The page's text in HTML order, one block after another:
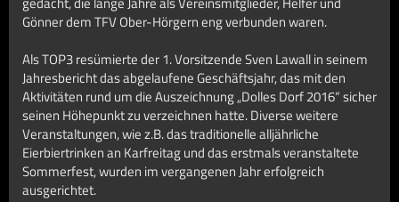
Gönner dem TFV Ober-Hörgern eng verbunden waren.
Als TOP3 resümierte der 1. Vorsitzende Sven Lawall in seinem
Jahresbericht das abgelaufene Geschäftsjahr, das mit den
Aktivitäten rund um die Auszeichnung „Dolles Dorf 2016“ sicher
seinen Höhepunkt zu verzeichnen hatte. Diverse weitere
Veranstaltungen, wie z.B. das traditionelle alljährliche
Eierbiertrinken an Karfreitag und das erstmals veranstaltete
Sommerfest, wurden im vergangenen Jahr erfolgreich
ausgerichtet.